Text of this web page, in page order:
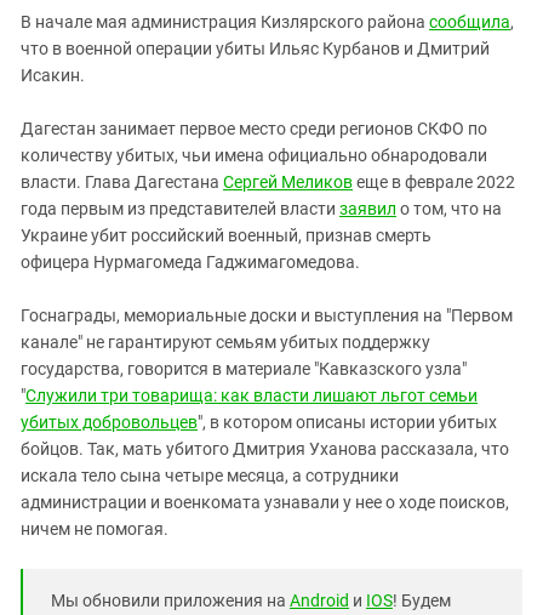
В начале мая администрация Кизлярского района сообщила,
что в военной операции убиты Ильяс Курбанов и Дмитрий
Исакин.
Дагестан занимает первое место среди регионов СКФО по
количеству убитых, чьи имена официально обнародовали
власти. Глава Дагестана Сергей Меликовеще в феврале 2022
года первым из представителей власти заявил о том, что на
Украине убит российский военный, признав смерть
офицера Нурмагомеда Гаджимагомедова.
Госнаграды, мемориальные доски и выступления на "Первом
канале" не гарантируют семьям убитых поддержку
государства, говорится в материале "Кавказского узла"
"Служили три товарища: как власти лишают льгот семьи
убитых добровольцев", в котором описаны истории убитых
бойцов. Так, мать убитого Дмитрия Уханова рассказала, что
искала тело сына четыре месяца, а сотрудники
администрации и военкомата узнавали у нее о ходе поисков,
ничем не помогая.
Мы обновили приложения на Android и IOS! Будем